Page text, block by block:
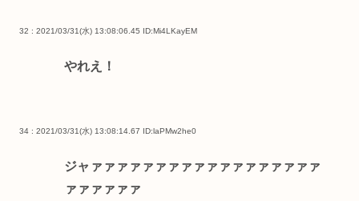
32 : 2021/03/31(水) 13:08:06.45 ID:Mi4LKayEM
やれえ！
34 : 2021/03/31(水) 13:08:14.67 ID:laPMw2he0
ジャァァァァァァァァァァァァァァァァァァ
ァァァァァァ